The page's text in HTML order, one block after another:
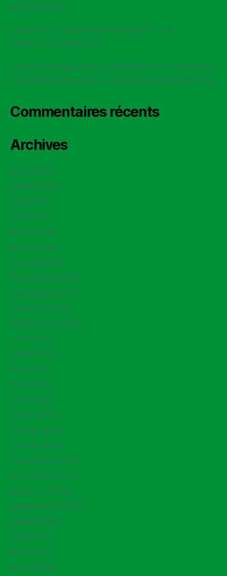
AVANCÉES !!!
L’INFO ADC SUD ARES DÉRAILLE…..LA
DIRECTION PERSISTE
CONGÉS FAMILIAUX LA SNCF DOIT ACCORDER
LES MÊMES DROITS À TOUS LES CHEMINOT·ES
Commentaires récents
Archives
août 2026
juillet 2026
juin 2026
mai 2026
avril 2026
mars 2026
février 2026
décembre 2025
novembre 2025
octobre 2025
septembre 2025
août 2025
juillet 2025
juin 2025
mai 2025
avril 2025
mars 2025
février 2025
janvier 2025
décembre 2024
novembre 2024
octobre 2024
septembre 2024
juillet 2024
juin 2024
mai 2024
avril 2024